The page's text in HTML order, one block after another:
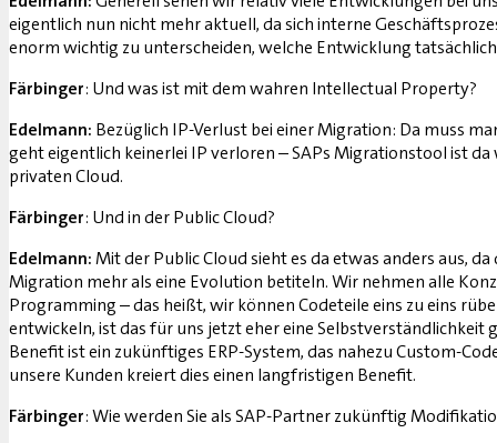
eigentlich nun nicht mehr aktuell, da sich interne
enorm wichtig zu unterscheiden, welche Entwicklung
Färbinger: Und was ist mit dem wahren Intellectual Property?
Edelmann: Bezüglich IP-Verlust bei einer Migration: Da muss
geht eigentlich keinerlei IP verloren – SAPs Migrationstool ist
privaten Cloud.
Färbinger: Und in der Public Cloud?
Edelmann:Mit der Public Cloud sieht es da etwas anders aus,
Migration mehr als eine Evolution betiteln. Wir nehmen alle
Programming – das heißt, wir können Codeteile eins zu eins
entwickeln, ist das für uns jetzt eher eine
Benefit ist ein zukünftiges ERP-System, das nahezu Custom-
unsere Kunden kreiert dies einen langfristigen Benefit.
Färbinger: Wie werden Sie als SAP-Partner zukünftig